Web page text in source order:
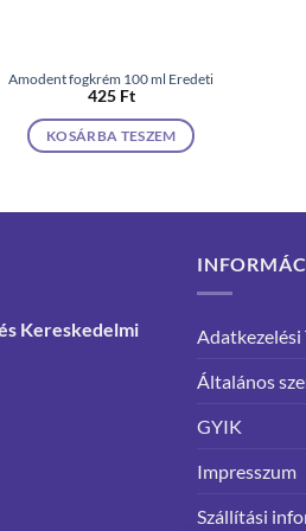
Amodent fogkrém 100 ml Eredeti
425 Ft
KOSÁRBA TESZEM
Kereskedelmi
Általános
GYIK
Impresszum
Szállítási